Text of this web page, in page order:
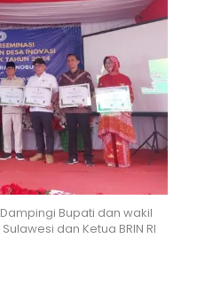
Bupati dan wakil
dan Ketua BRIN RI